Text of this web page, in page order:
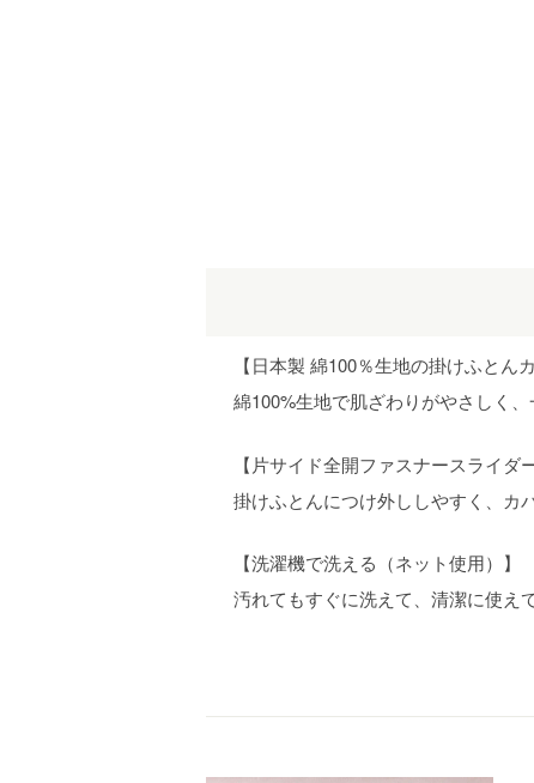
【日本製 綿100％生地の掛けふとん
綿100%生地で肌ざわりがやさしく
【片サイド全開ファスナースライダ
掛けふとんにつけ外ししやすく、カ
【洗濯機で洗える（ネット使用）】
汚れてもすぐに洗えて、清潔に使え